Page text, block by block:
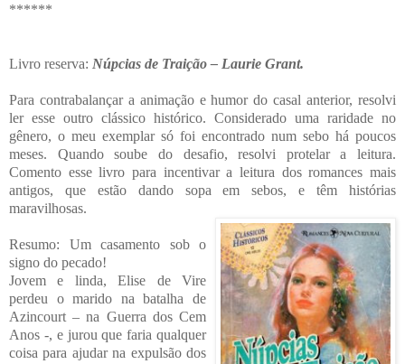
******
Livro reserva: Núpcias de Traição – Laurie Grant.
Para contrabalançar a animação e humor do casal anterior, resolvi
ler esse outro clássico histórico. Considerado uma raridade no
gênero, o meu exemplar só foi encontrado num sebo há poucos
meses. Quando soube do desafio, resolvi protelar a leitura.
Comento esse livro para incentivar a leitura dos romances mais
antigos, que estão dando sopa em sebos, e têm histórias
maravilhosas.
Resumo: Um casamento sob o
signo do pecado!
Jovem e linda, Elise de Vire
perdeu o marido na batalha de
Azincourt – na Guerra dos Cem
Anos -, e jurou que faria qualquer
coisa para ajudar na expulsão dos